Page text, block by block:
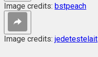
Image credits: bstpeach
Image credits: jedetestelait